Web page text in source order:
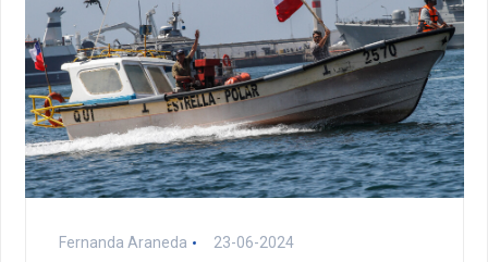
Fernanda Araneda 23-06-2024